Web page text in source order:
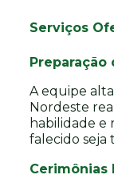
Serviços
Preparação
A equipe
Nordeste
habilidade e
falecido seja
Cerimônias